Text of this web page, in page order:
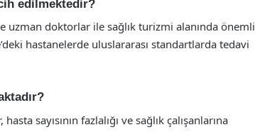
edilmektedir?
doktorlar ile sağlık turizmi alanında önemli
hastanelerde uluslararası standartlarda tedavi
sayısının fazlalığı ve sağlık çalışanlarına